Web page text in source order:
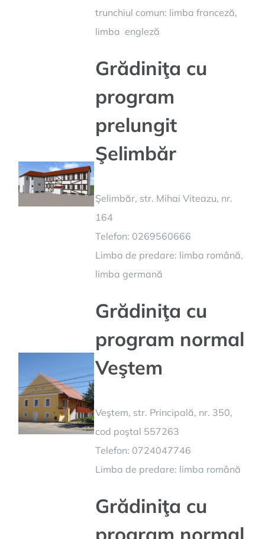
trunchiul comun: limba franceză,
limba engleză
Grădiniţa cu
program
prelungit
Şelimbăr
Şelimbăr, str. Mihai Viteazu, nr.
164
Telefon: 0269560666
Limba de predare: limba română,
limba germană
Grădiniţa cu
program normal
Veştem
Veştem, str. Principală, nr. 350,
cod poştal 557263
Telefon: 0724047746
Limba de predare: limba română
Grădiniţa cu
program normal